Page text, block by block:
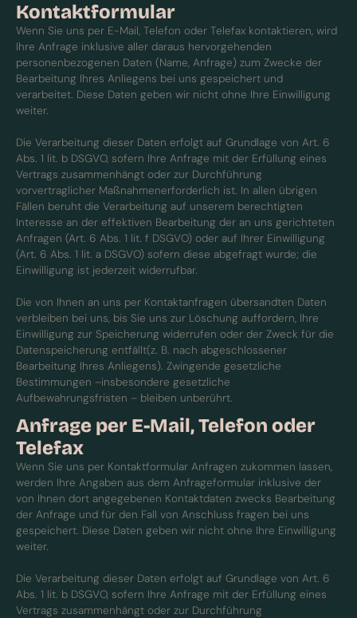
Kontaktformular
Wenn Sie uns per E-Mail, Telefon oder Telefax kontaktieren, wird
Ihre Anfrage inklusive aller daraus hervorgehenden
personenbezogenen Daten (Name, Anfrage) zum Zwecke der
Bearbeitung Ihres Anliegens bei uns gespeichert und
verarbeitet. Diese Daten geben wir nicht ohne Ihre Einwilligung
weiter.
Die Verarbeitung dieser Daten erfolgt auf Grundlage von Art. 6
Abs. 1 lit. b DSGVO, sofern Ihre Anfrage mit der Erfüllung eines
Vertrags zusammenhängt oder zur Durchführung
vorvertraglicher Maßnahmenerforderlich ist. In allen übrigen
Fällen beruht die Verarbeitung auf unserem berechtigten
Interesse an der effektiven Bearbeitung der an uns gerichteten
Anfragen (Art. 6 Abs. 1 lit. f DSGVO) oder auf Ihrer Einwilligung
(Art. 6 Abs. 1 lit. a DSGVO) sofern diese abgefragt wurde; die
Einwilligung ist jederzeit widerrufbar.
Die von Ihnen an uns per Kontaktanfragen übersandten Daten
verbleiben bei uns, bis Sie uns zur Löschung auffordern, Ihre
Einwilligung zur Speicherung widerrufen oder der Zweck für die
Datenspeicherung entfällt(z. B. nach abgeschlossener
Bearbeitung Ihres Anliegens). Zwingende gesetzliche
Bestimmungen –insbesondere gesetzliche
Aufbewahrungsfristen – bleiben unberührt.
Anfrage per E-Mail, Telefon oder
Telefax
Wenn Sie uns per Kontaktformular Anfragen zukommen lassen,
werden Ihre Angaben aus dem Anfrageformular inklusive der
von Ihnen dort angegebenen Kontaktdaten zwecks Bearbeitung
der Anfrage und für den Fall von Anschluss fragen bei uns
gespeichert. Diese Daten geben wir nicht ohne Ihre Einwilligung
weiter.
Die Verarbeitung dieser Daten erfolgt auf Grundlage von Art. 6
Abs. 1 lit. b DSGVO, sofern Ihre Anfrage mit der Erfüllung eines
Vertrags zusammenhängt oder zur Durchführung